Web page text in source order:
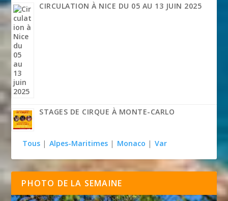
CIRCULATION À NICE DU 05 AU 13 JUIN 2025
STAGES DE CIRQUE À MONTE-CARLO
Tous | Alpes-Maritimes | Monaco | Var
PHOTO DE LA SEMAINE